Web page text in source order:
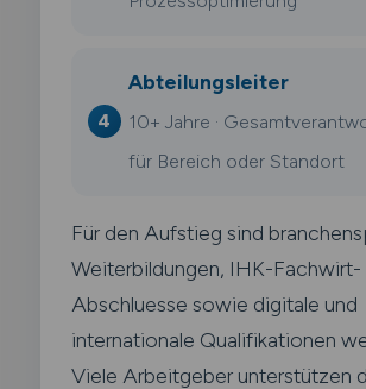
Abteilungsleiter
10+ Jahre ·
für Bereich oder Standort
Für den Aufstieg sind
Weiterbildungen, IHK-Fachwirt-
Abschluesse sowie digitale und
internationale Qualifikationen
Viele Arbeitgeber unterstützen